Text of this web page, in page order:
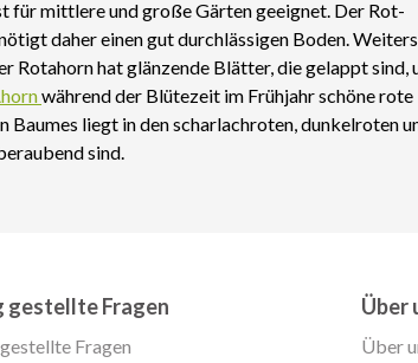
für mittlere und große Gärten geeignet. Der Rot-
daher einen gut durchlässigen Boden. Weiters
Rotahorn hat glänzende Blätter, die gelappt sind,
während der Blütezeit im Frühjahr schöne rote
Baumes liegt in den scharlachroten, dunkelroten
sind.
gestellte Fragen
Fragen
Über
Über